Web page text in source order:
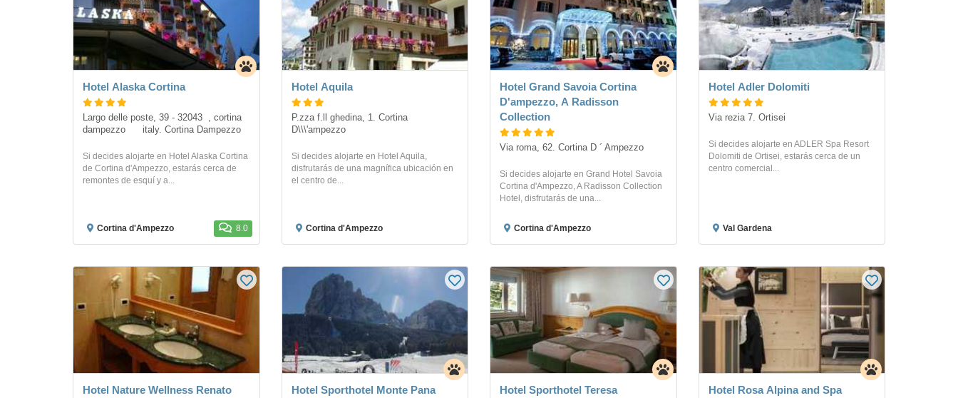
Hotel Alaska Cortina
Largo delle poste, 39 - 32043  , cortina
dampezzo      italy. Cortina Dampezzo
Si decides alojarte en Hotel Alaska Cortina
de Cortina d'Ampezzo, estarás cerca de
remontes de esquí y a...
Cortina d'Ampezzo 8.0
Hotel Aquila
P.zza f.ll ghedina, 1. Cortina
D\\\'ampezzo
Si decides alojarte en Hotel Aquila,
disfrutarás de una magnífica ubicación en
el centro de...
Cortina d'Ampezzo
Hotel Grand Savoia Cortina
D'ampezzo, A Radisson
Collection
Via roma, 62. Cortina D ´ Ampezzo
Si decides alojarte en Grand Hotel Savoia
Cortina d'Ampezzo, A Radisson Collection
Hotel, disfrutarás de una...
Cortina d'Ampezzo
Hotel Adler Dolomiti
Via rezia 7. Ortisei
Si decides alojarte en ADLER Spa Resort
Dolomiti de Ortisei, estarás cerca de un
centro comercial...
Val Gardena
Hotel Nature Wellness Renato Hotel Sporthotel Monte Pana Hotel Sporthotel Teresa Hotel Rosa Alpina and Spa